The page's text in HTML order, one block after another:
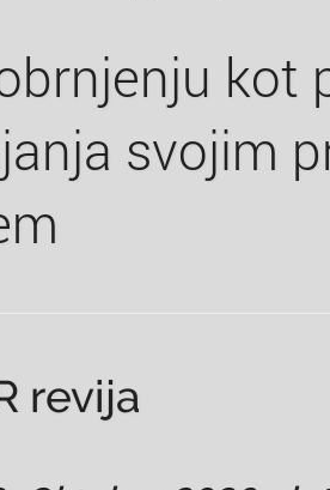
kot
svojim
revija